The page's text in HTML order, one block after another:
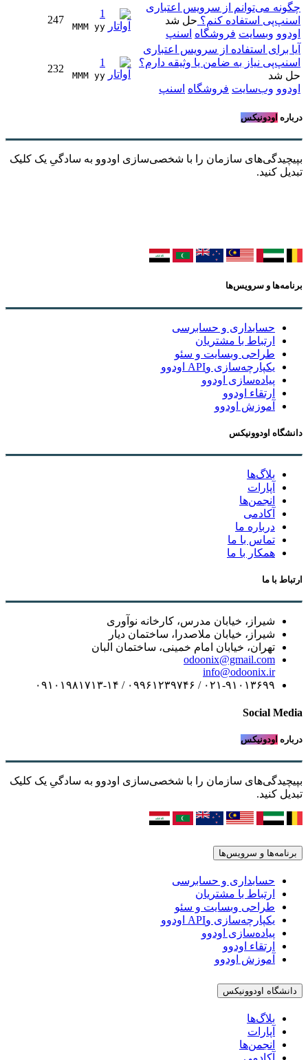
چگونه می‌توانم از سرویس اعتباری
اسنپ‌پی استفاده کنم؟ حل شد
اودوو وبسایت فروشگاه اسنپ
1
MMM yy
247
آیا برای استفاده از سرویس اعتباری
اسنپ‌پی نیاز به ضامن یا وثیقه دارم؟
حل شد
اودوو وب‌سایت فروشگاه اسنپ
1
MMM yy
232
درباره اودونیکس
بپیچیدگی‌های سازمان را با شخصی‌سازی اودوو به سادگیِ یک کلیک
تبدیل کنید.
برنامه‌ها و سرویس‌ها
حسابداری و حسابرسی
ارتباط با مشتریان
طراحی وبسایت و سئو
یکپارچه‌سازی وAPI اودوو
پیاده‌سازی اودوو
ارتقاء اودوو
آموزش اودوو
دانشگاه اودوونیکس
بلاگ‌ها
آپارات
انجمن‌ها
آکادمی
درباره ما
تماس با ما
همکار با ما
ارتباط با ما
شیراز، خیابان مدرس، کارخانه نوآوری
شیراز، خیابان ملاصدرا، ساختمان دیار
تهران، خیابان امام خمینی، ساختمان البان
odoonix@gmail.com
info@odoonix.ir
۰۲۱-۹۱۰۱۳۶۹۹ / ۰۹۹۶۱۲۳۹۷۴۶ / ۰۹۱۰۱۹۸۱۷۱۳-۱۴
Social Media
درباره اودونیکس
بپیچیدگی‌های سازمان را با شخصی‌سازی اودوو به سادگیِ یک کلیک
تبدیل کنید.
برنامه‌ها و سرویس‌ها
حسابداری و حسابرسی
ارتباط با مشتریان
طراحی وبسایت و سئو
یکپارچه‌سازی وAPI اودوو
پیاده‌سازی اودوو
ارتقاء اودوو
آموزش اودوو
دانشگاه اودوونیکس
بلاگ‌ها
آپارات
انجمن‌ها
آکادمی